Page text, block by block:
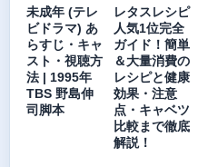
未成年 (テレ
ビドラマ) あ
らすじ・キャ
スト・視聴方
法 | 1995年
TBS 野島伸
司脚本
レタスレシピ
人気1位完全
ガイド！簡単
＆大量消費の
レシピと健康
効果・注意
点・キャベツ
比較まで徹底
解説！